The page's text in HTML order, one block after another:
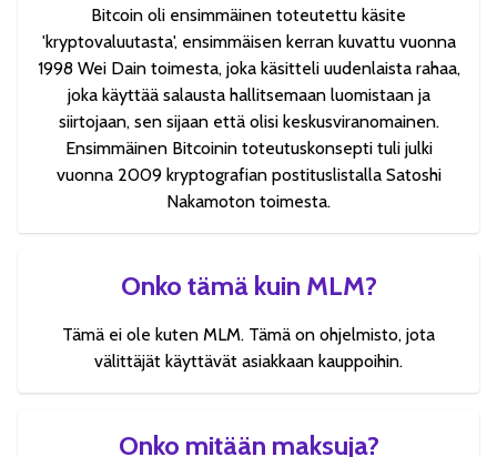
Bitcoin oli ensimmäinen toteutettu käsite
'kryptovaluutasta', ensimmäisen kerran kuvattu vuonna
1998 Wei Dain toimesta, joka käsitteli uudenlaista rahaa,
joka käyttää salausta hallitsemaan luomistaan ja
siirtojaan, sen sijaan että olisi keskusviranomainen.
Ensimmäinen Bitcoinin toteutuskonsepti tuli julki
vuonna 2009 kryptografian postituslistalla Satoshi
Nakamoton toimesta.
Onko tämä kuin MLM?
Tämä ei ole kuten MLM. Tämä on ohjelmisto, jota
välittäjät käyttävät asiakkaan kauppoihin.
Onko mitään maksuja?